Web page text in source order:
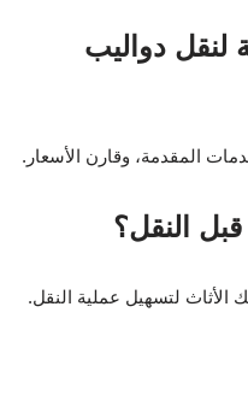
لنقل دواليب
المقدمة، وقارن الأسعار.
النقل؟
لتسهيل عملية النقل.